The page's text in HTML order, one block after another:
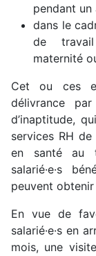
pendant
dans le
de travail
maternité
Cet ou ces
délivrance
d’inaptitude,
services RH
en santé au
salarié·e·s
peuvent obtenir
En vue de
salarié·e·s en
mois, une